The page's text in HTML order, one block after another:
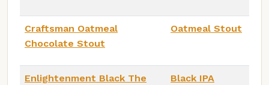
Craftsman Oatmeal
Chocolate Stout
Oatmeal Stout
Enlightenment Black The
Black IPA